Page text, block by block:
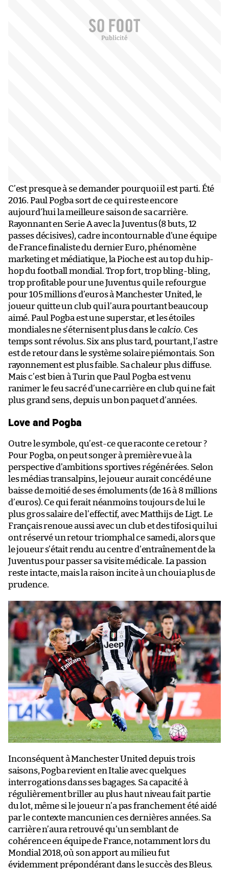
C’est presque à se demander pourquoi il est parti. Été
2016. Paul Pogba sort de ce qui reste encore
aujourd’hui la meilleure saison de sa carrière.
Rayonnant en Serie A avec la Juventus (8 buts, 12
passes décisives), cadre incontournable d’une équipe
de France finaliste du dernier Euro, phénomène
marketing et médiatique, la Pioche est au top du hip-
hop du football mondial. Trop fort, trop bling-bling,
trop profitable pour une Juventus qui le refourgue
pour 105 millions d’euros à Manchester United, le
joueur quitte un club qui l’aura pourtant beaucoup
aimé. Paul Pogba est une superstar, et les étoiles
mondiales ne s’éternisent plus dans lecalcio. Ces
temps sont révolus. Six ans plus tard, pourtant, l’astre
est de retour dans le système solaire piémontais. Son
rayonnement est plus faible. Sa chaleur plus diffuse.
Mais c’est bien à Turin que Paul Pogba est venu
ranimer le feu sacré d’une carrière en club qui ne fait
plus grand sens, depuis un bon paquet d’années.
Love and Pogba
Outre le symbole, qu’est-ce que raconte ce retour ?
Pour Pogba, on peut songer à première vue à la
perspective d’ambitions sportives régénérées. Selon
les médias transalpins, le joueur aurait concédé une
baisse de moitié de ses émoluments (de 16 à 8 millions
d’euros). Ce qui ferait néanmoins toujours de lui le
plus gros salaire de l’effectif, avec Matthijs de Ligt. Le
Français renoue aussi avec un club et des tifosi qui lui
ont réservé un retour triomphal ce samedi, alors que
le joueur s’était rendu au centre d’entraînement de la
Juventus pour passer sa visite médicale. La passion
reste intacte, mais la raison incite à un chouia plus de
prudence.
Inconséquent à Manchester United depuis trois
saisons, Pogba revient en Italie avec quelques
interrogations dans ses bagages. Sa capacité à
régulièrement briller au plus haut niveau fait partie
du lot, même si le joueur n’a pas franchement été aidé
par le contexte mancunien ces dernières années. Sa
carrière n’aura retrouvé qu’un semblant de
cohérence en équipe de France, notamment lors du
Mondial 2018, où son apport au milieu fut
évidemment prépondérant dans le succès des Bleus.